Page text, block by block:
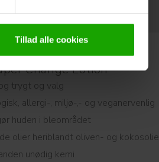
Tillad alle cookies
Change Lotion
trygt og valg
allergi-, miljø-,- og veganervenlig
huden i bleområdet
olier heriblandt oliven- og kokosolie
unødig kemi